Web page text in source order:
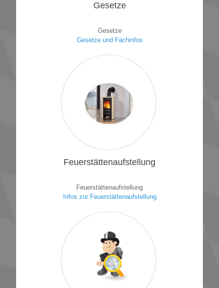
Gesetze
Gesetze
Gesetze und Fachinfos
Feuerstättenaufstellung
Feuerstättenaufstellung
Infos zur Feuerstättenaufstellung